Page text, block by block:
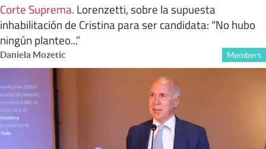
Corte Suprema. Lorenzetti, sobre la supuesta
inhabilitación de Cristina para ser candidata: “No hubo
ningún planteo...”
Daniela Mozetic Members